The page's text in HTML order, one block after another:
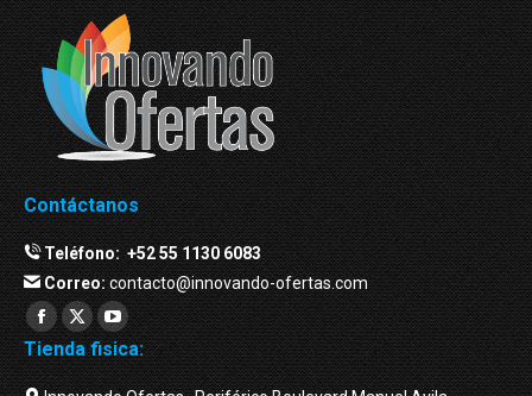
Contáctanos
Teléfono:+52 55 1130 6083
Correo:contacto@innovando-ofertas.com
Facebook
page
Twitter
page
YouTube
page
Tienda fisica: